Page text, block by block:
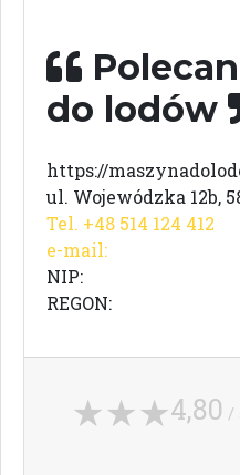
do lodów
https://
ul. Wojewódzka 12b,
Tel. +48 514 124 412
e-mail:
NIP:
REGON:
4,80 /